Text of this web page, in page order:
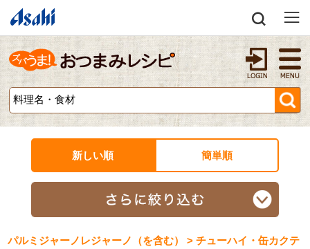
新しい順 簡単順
パルミジャーノレジャーノ（を含む） > チューハイ・缶カクテ